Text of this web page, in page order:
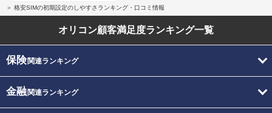
格安SIMの初期設定のしやすさランキング・口コミ情報
オリコン顧客満足度ランキング一覧
保険関連ランキング
金融関連ランキング